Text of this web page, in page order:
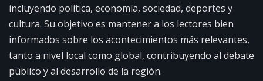
incluyendo política, economía, sociedad, deportes y
cultura. Su objetivo es mantener a los lectores bien
informados sobre los acontecimientos más relevantes,
tanto a nivel local como global, contribuyendo al debate
público y al desarrollo de la región.